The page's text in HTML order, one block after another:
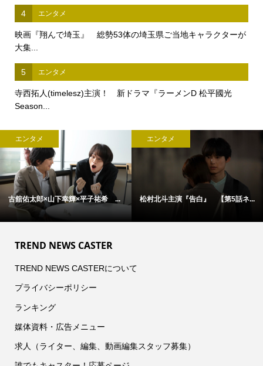
4 エンタメ
映画『翔んで埼玉』 総勢53体の埼玉県ご当地キャラクターが
大集...
5 エンタメ
寺西拓人(timelesz)主演！ 新ドラマ『ラーメンD 松平國光
Season...
エンタメ
古舘佑太郎×山下幸輝×平子祐希 ...
エンタメ
松村北斗主演『告白』 【第5話ネ...
TREND NEWS CASTER
TREND NEWS CASTERについて
プライバシーポリシー
ランキング
媒体資料・広告メニュー
求人（ライター、編集、動画編集スタッフ募集）